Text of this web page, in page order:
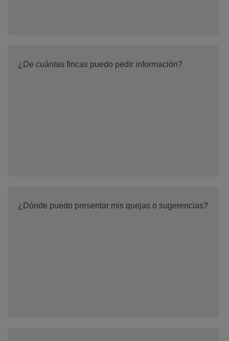
¿De cuántas fincas puedo pedir información?
¿Dónde puedo presentar mis quejas o sugerencias?